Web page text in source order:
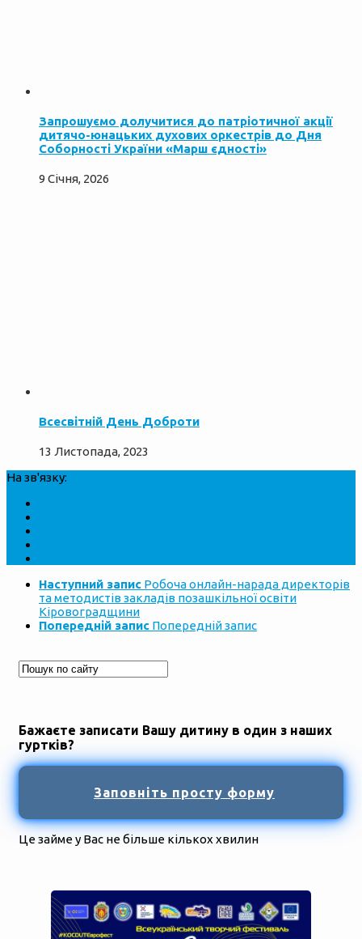
Запрошуємо долучитися до патріотичної акції
дитячо-юнацьких духових оркестрів до Дня
Соборності України «Марш єдності»
9 Січня, 2026
Всесвітній День Доброти
13 Листопада, 2023
На зв'язку:
Наступний запис Робоча онлайн-нарада директорів
та методистів закладів позашкільної освіти
Кіровоградщини
Попередній запис Попередній запис
Бажаєте записати Вашу дитину в один з наших
гуртків?
Заповніть просту форму
Це займе у Вас не більше кількох хвилин